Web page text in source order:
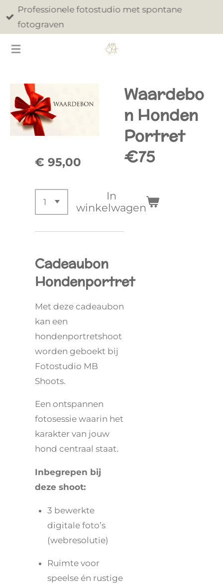
Ga
direct
de
Professionele fotostudio met spontane
fotograven
Waardebo
n Honden
Portret
€75
€ 95,00
In
winkelwagen
Cadeaubon
Hondenportret
Met deze cadeaubon
kan een
hondenportretshoot
worden geboekt bij
Fotostudio MB
Shoots.
Een ontspannen
fotosessie waarin het
karakter van jouw
hond centraal staat.
Inbegrepen bij
deze shoot:
3 bewerkte
digitale foto’s
(webresolutie)
Ruimte voor
speelse én rustige